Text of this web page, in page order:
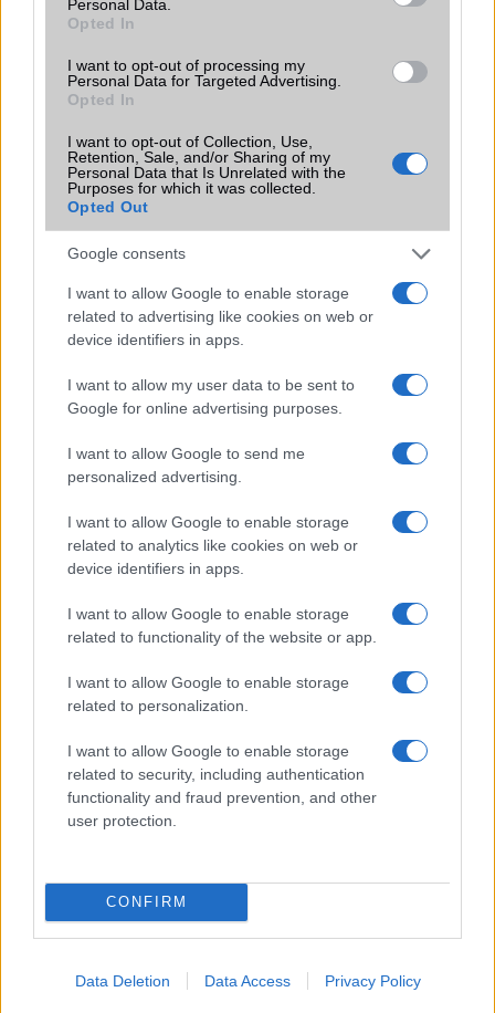
Personal Data.
Opted In
I want to opt-out of processing my
Personal Data for Targeted Advertising.
Opted In
I want to opt-out of Collection, Use,
Retention, Sale, and/or Sharing of my
Personal Data that Is Unrelated with the
Purposes for which it was collected.
Opted Out
Google consents
I want to allow Google to enable storage
related to advertising like cookies on web or
device identifiers in apps.
I want to allow my user data to be sent to
Google for online advertising purposes.
I want to allow Google to send me
personalized advertising.
I want to allow Google to enable storage
related to analytics like cookies on web or
device identifiers in apps.
I want to allow Google to enable storage
related to functionality of the website or app.
I want to allow Google to enable storage
related to personalization.
I want to allow Google to enable storage
related to security, including authentication
functionality and fraud prevention, and other
user protection.
CONFIRM
Data Deletion Data Access Privacy Policy
Videón az új Nokia mobil és tablet?
További hírek
LEGOLVASOTTABBAK
Számos népszerű Samsung Galaxy készülék kimarad a One
UI 9 frissítésből – itt a lista az érintett modellekről
iPhone 18 bemutató dátum - ekkor rántja le a leplet az
Apple az új csúcsmobilokról
Az Android rejtett automatizmusai: hat funkció, amely
észrevétlenül könnyíti meg a mindennapokat
Ez a rejtett Samsung funkció teljesen megváltoztatja a
Nem biztos, hogy érdemes kivárni az iPhone 18 Prot
A Galaxy S25 is megkaphatja a Galaxy S26 egyik legjobb
kamerás funkcióját
Élőképeken a Dark Cherry színű iPhone 18 Pro Max!
Itt a vég a Galaxy S23 széria számára: a One UI 9 lehet az
utolsó nagy frissítés
További hírek
Mennyibe kerül
Keressen a telefonboltok ajánlatai között!
TELEFONOK GYORSLISTA